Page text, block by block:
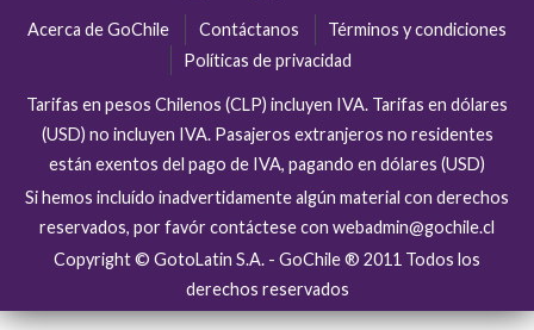
Acerca de GoChile Contáctanos
Términos y condiciones
Políticas de privacidad
Tarifas en pesos Chilenos (CLP) incluyen IVA. Tarifas en dólares
(USD) no incluyen IVA. Pasajeros extranjeros no residentes
están exentos del pago de IVA, pagando en dólares (USD)
Si hemos incluído inadvertidamente algún material con derechos
reservados, por favór contáctese con webadmin@gochile.cl
Copyright © GotoLatin S.A. - GoChile ® 2011 Todos los
derechos reservados